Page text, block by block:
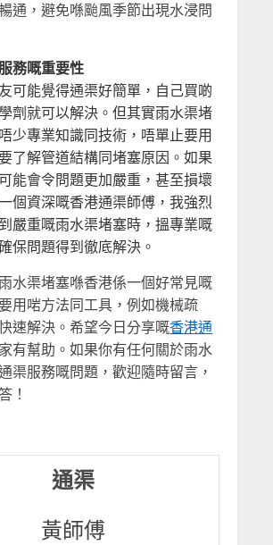
通，避免喺颱風季節出現水浸問
務嘅重要性
可能覺得通渠好簡單，自己買啲
劑就可以解決。但其實雨水渠堵
少專業知識同技術，唔單止要用
了解管道結構同堵塞原因。如果
能會令問題更加嚴重，甚至損壞
個資深嘅香港通渠師傅，我強烈
嚴重嘅雨水渠堵塞時，搵專業嘅
保問題得到徹底解決。
水渠堵塞喺香港係一個好常見嘅
用啱方法同工具，例如機械疏
速解決。希望今日分享嘅香港通
有幫助。如果你有任何關於雨水
渠服務嘅問題，歡迎隨時留言，
！
通渠
黃師傅